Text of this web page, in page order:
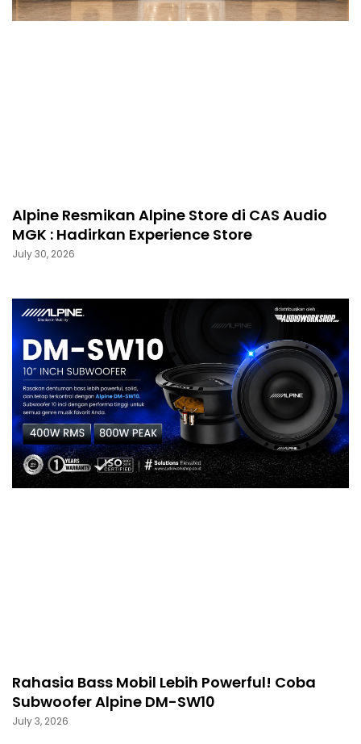
Alpine Resmikan Alpine Store di CAS Audio
MGK : Hadirkan Experience Store
July 30, 2026
Rahasia Bass Mobil Lebih Powerful! Coba
Subwoofer Alpine DM-SW10
July 3, 2026